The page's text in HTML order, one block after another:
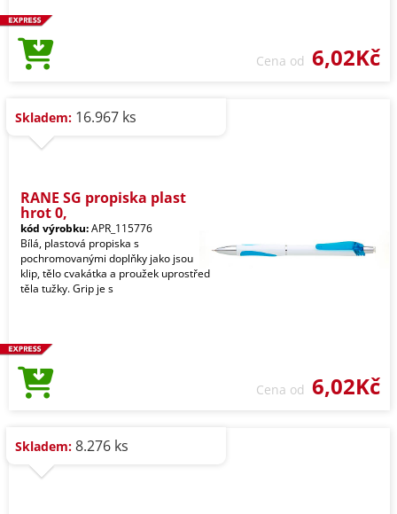
Cena od 6,02Kč
Skladem: 16.967 ks
RANE SG propiska plast
hrot 0,
kód výrobku:APR_115776
Bílá, plastová propiska s
pochromovanými doplňky jako jsou
klip, tělo cvakátka a proužek uprostřed
těla tužky. Grip je s
Cena od 6,02Kč
Skladem: 8.276 ks